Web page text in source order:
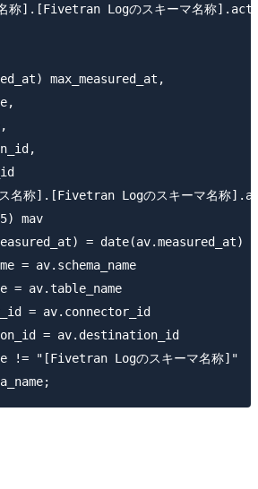
称].[Fivetran Logのスキーマ名称
max_measured_at,
名称].[Fivetran Logのスキーマ名称
mav
= date(av.measured_at)
= av.schema_name
= av.table_name
= av.connector_id
= av.destination_id
!= "[Fivetran Logのスキーマ名称]"